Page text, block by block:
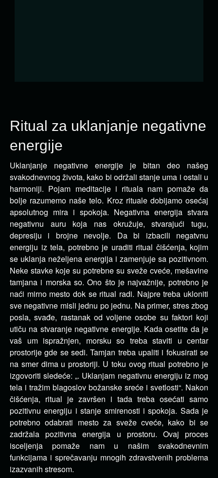
Ritual za uklanjanje negativne
energije
Uklanjanje negativne energije je bitan deo našeg
svakodnevnog života, kako bi održali stanje uma i ostali u
harmoniji. Pojam meditacije i rituala nam pomaže da
bolje razumemo naše telo. Kroz rituale dobijamo osećaj
apsolutnog mira i spokoja. Negativna energija stvara
negativnu auru koja nas okružuje, stvarajući tugu,
depresiju i brojne nevolje. Da bi izbacili negatvnu
energiju iz tela, potrebno je uraditi ritual čišćenja, kojim
se uklanja neželjena energija i zamenjuje sa pozitivnom.
Neke stavke koje su potrebne su sveže cveće, mešavine
tamjana i morska so. Ono što je najvažnije, potrebno je
naći mirno mesto dok se ritual radi. Najpre treba ukloniti
sve negativne misli jednu po jednu. Na primer, stres zbog
posla, svađe, rastanak od voljene osobe su faktori koji
utiču na stvaranje negativne energije. Kada osetite da je
vaš um ispražnjen, morsku so treba staviti u centar
prostorije gde se sedi. Tamjan treba upaliti i fokusirati se
na smer dima u prostoriji. U toku ovog ritual potrebno je
izgovoriti sledeće: „. Uklanjam negativnu energiju iz mog
tela i tražim blagoslov božanske sreće i svetlosti“. Nakon
čišćenja, ritual je završen i tada treba osećati samo
pozitivnu energiju i stanje smirenosti i spokoja. Sada je
potrebno odabrati mesto za sveže cveće, kako bi se
zadržala pozitivna energija u prostoru. Ovaj proces
isceljenja pomaže nam u našim svakodnevnim
funkcijama i sprečavanju mnogih zdravstvenih problema
izazvanih stresom.